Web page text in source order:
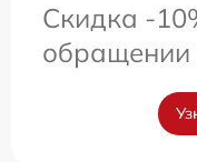
Скидка -
обращении